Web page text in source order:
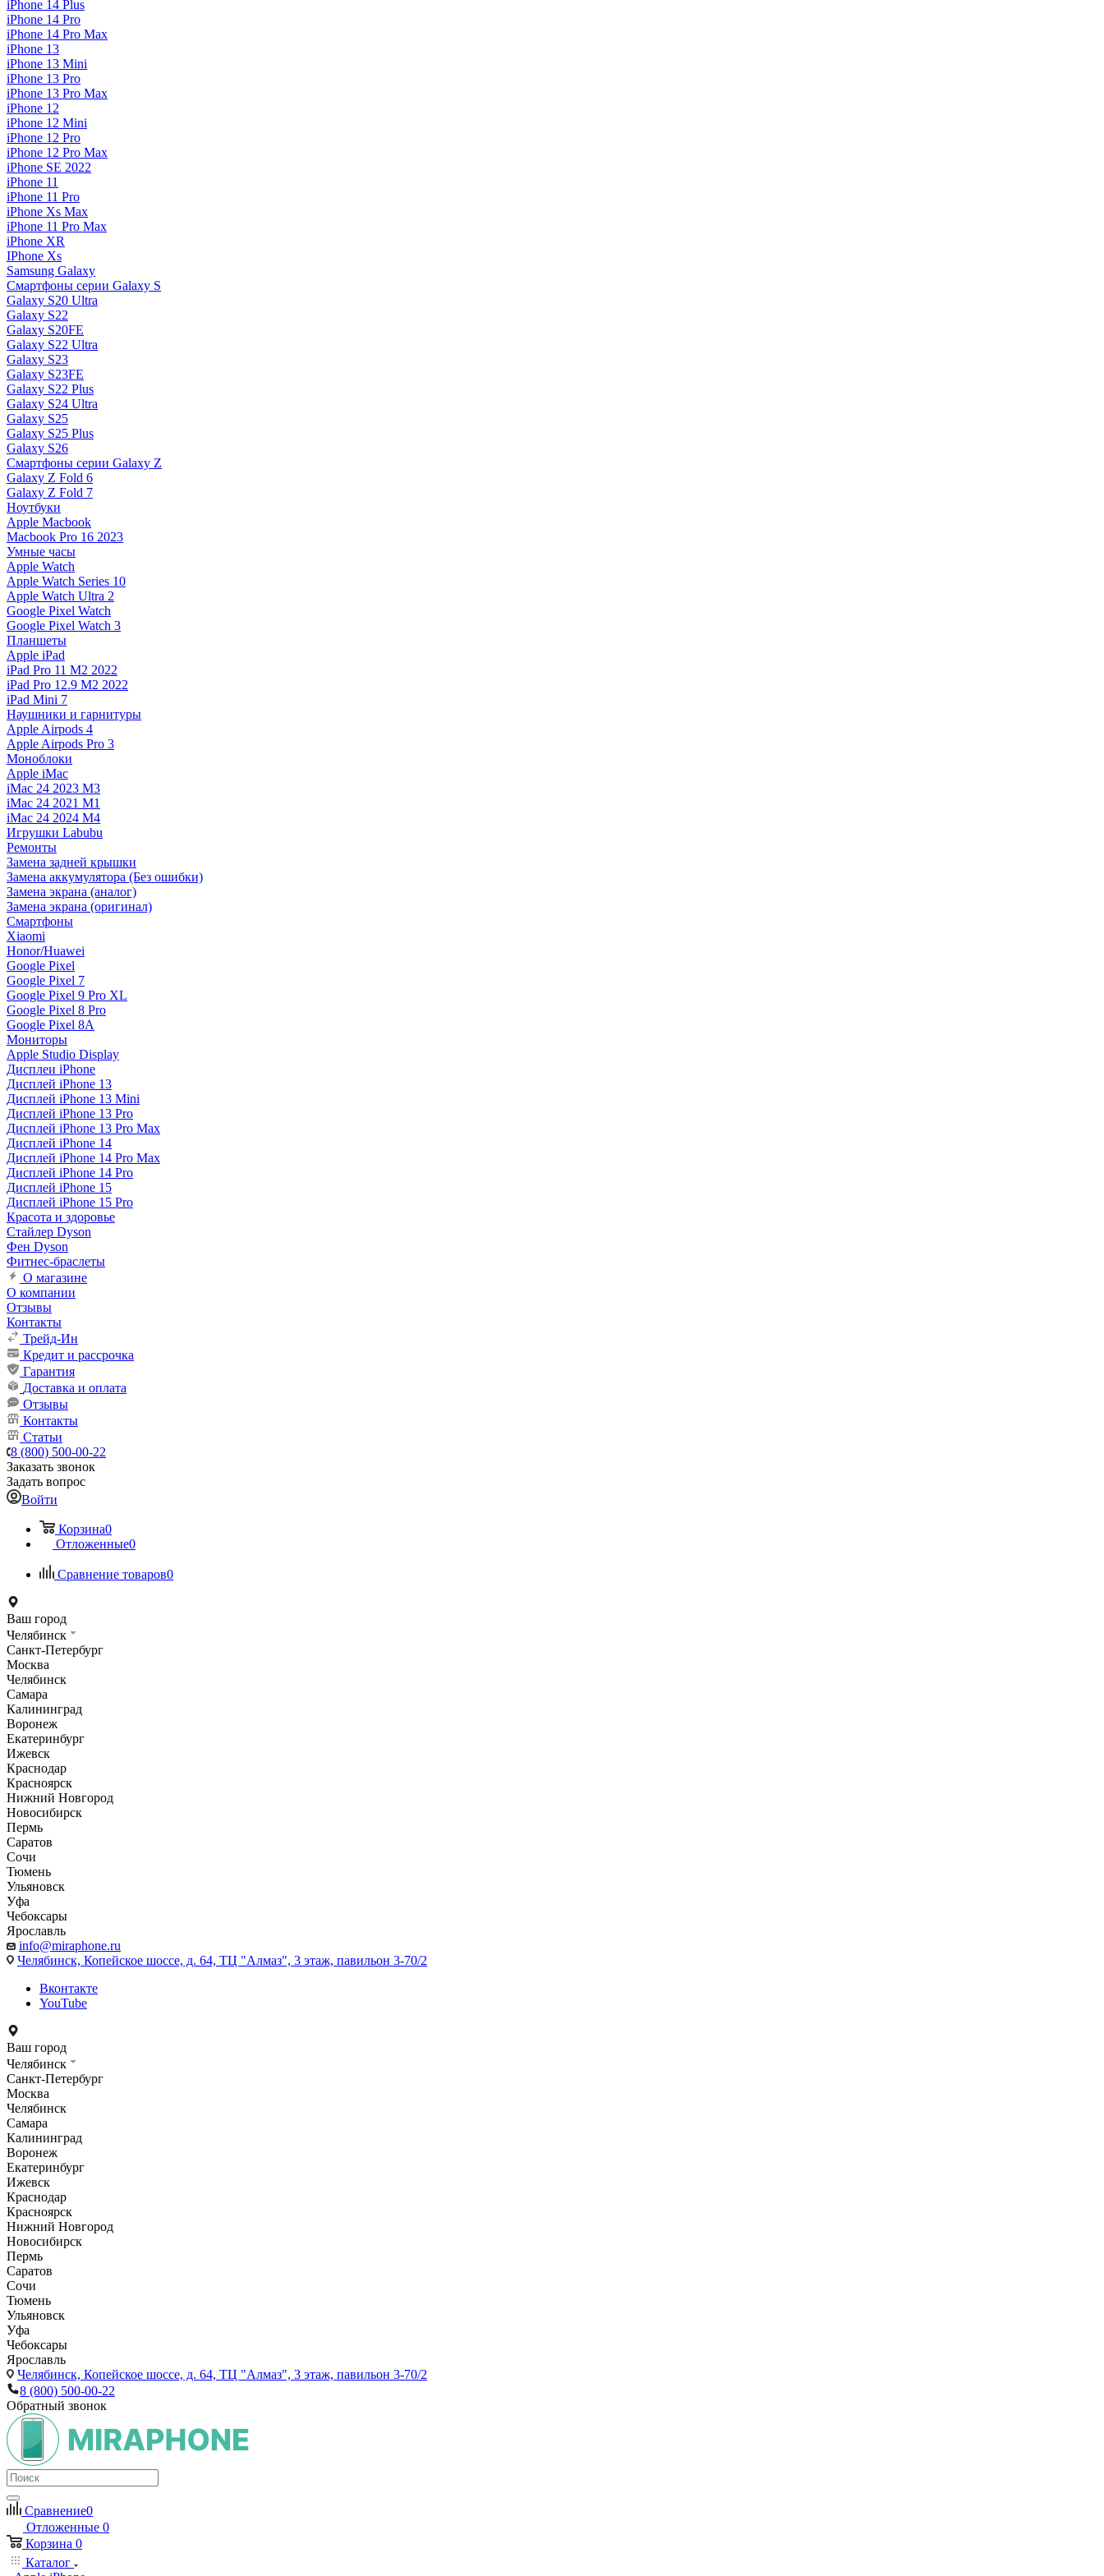
iPhone 14 Plus
iPhone 14 Pro
iPhone 14 Pro Max
iPhone 13
iPhone 13 Mini
iPhone 13 Pro
iPhone 13 Pro Max
iPhone 12
iPhone 12 Mini
iPhone 12 Pro
iPhone 12 Pro Max
iPhone SE 2022
iPhone 11
iPhone 11 Pro
iPhone Xs Max
iPhone 11 Pro Max
iPhone XR
IPhone Xs
Samsung Galaxy
Смартфоны серии Galaxy S
Galaxy S20 Ultra
Galaxy S22
Galaxy S20FE
Galaxy S22 Ultra
Galaxy S23
Galaxy S23FE
Galaxy S22 Plus
Galaxy S24 Ultra
Galaxy S25
Galaxy S25 Plus
Galaxy S26
Смартфоны серии Galaxy Z
Galaxy Z Fold 6
Galaxy Z Fold 7
Ноутбуки
Apple Macbook
Macbook Pro 16 2023
Умные часы
Apple Watch
Apple Watch Series 10
Apple Watch Ultra 2
Google Pixel Watch
Google Pixel Watch 3
Планшеты
Apple iPad
iPad Pro 11 M2 2022
iPad Pro 12.9 M2 2022
iPad Mini 7
Наушники и гарнитуры
Apple Airpods 4
Apple Airpods Pro 3
Моноблоки
Apple iMac
iMac 24 2023 M3
iMac 24 2021 M1
iMac 24 2024 M4
Игрушки Labubu
Ремонты
Замена задней крышки
Замена аккумулятора (Без ошибки)
Замена экрана (аналог)
Замена экрана (оригинал)
Смартфоны
Xiaomi
Honor/Huawei
Google Pixel
Google Pixel 7
Google Pixel 9 Pro XL
Google Pixel 8 Pro
Google Pixel 8A
Мониторы
Apple Studio Display
Дисплеи iPhone
Дисплей iPhone 13
Дисплей iPhone 13 Mini
Дисплей iPhone 13 Pro
Дисплей iPhone 13 Pro Max
Дисплей iPhone 14
Дисплей iPhone 14 Pro Max
Дисплей iPhone 14 Pro
Дисплей iPhone 15
Дисплей iPhone 15 Pro
Красота и здоровье
Стайлер Dyson
Фен Dyson
Фитнес-браслеты
О магазине
О компании
Отзывы
Контакты
Трейд-Ин
Кредит и рассрочка
Гарантия
Доставка и оплата
Отзывы
Контакты
Статьи
8 (800) 500-00-22
Заказать звонок
Задать вопрос
Войти
Корзина0
Отложенные0
Сравнение товаров0
Ваш город
Челябинск
Санкт-Петербург
Москва
Челябинск
Самара
Калининград
Воронеж
Екатеринбург
Ижевск
Краснодар
Красноярск
Нижний Новгород
Новосибирск
Пермь
Саратов
Сочи
Тюмень
Ульяновск
Уфа
Чебоксары
Ярославль
info@miraphone.ru
Челябинск, Копейское шоссе, д. 64, ТЦ "Алмаз", 3 этаж, павильон 3-70/2
Вконтакте
YouTube
Ваш город
Челябинск
Санкт-Петербург
Москва
Челябинск
Самара
Калининград
Воронеж
Екатеринбург
Ижевск
Краснодар
Красноярск
Нижний Новгород
Новосибирск
Пермь
Саратов
Сочи
Тюмень
Ульяновск
Уфа
Чебоксары
Ярославль
Челябинск, Копейское шоссе, д. 64, ТЦ "Алмаз", 3 этаж, павильон 3-70/2
8 (800) 500-00-22
Обратный звонок
Сравнение0
Отложенные 0
Корзина 0
Каталог